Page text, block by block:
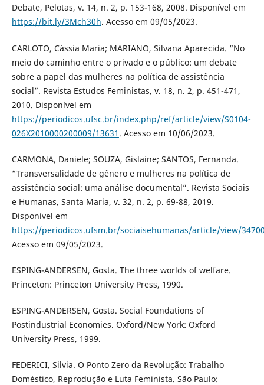
Debate, Pelotas, v. 14, n. 2, p. 153-168, 2008. Disponível em
https://bit.ly/3Mch30h. Acesso em 09/05/2023.
CARLOTO, Cássia Maria; MARIANO, Silvana Aparecida. “No
meio do caminho entre o privado e o público: um debate
sobre a papel das mulheres na política de assistência
social”. Revista Estudos Feministas, v. 18, n. 2, p. 451-471,
2010. Disponível em
https://periodicos.ufsc.br/index.php/ref/article/view/S0104-
026X2010000200009/13631 . Acesso em 10/06/2023.
CARMONA, Daniele; SOUZA, Gislaine; SANTOS, Fernanda.
“Transversalidade de gênero e mulheres na política de
assistência social: uma análise documental”. Revista Sociais
e Humanas, Santa Maria, v. 32, n. 2, p. 69-88, 2019.
Disponível em
https://periodicos.ufsm.br/sociaisehumanas/article/view/
Acesso em 09/05/2023.
ESPING-ANDERSEN, Gosta. The three worlds of welfare.
Princeton: Princeton University Press, 1990.
ESPING-ANDERSEN, Gosta. Social Foundations of
Postindustrial Economies. Oxford/New York: Oxford
University Press, 1999.
FEDERICI, Silvia. O Ponto Zero da Revolução: Trabalho
Doméstico, Reprodução e Luta Feminista. São Paulo: